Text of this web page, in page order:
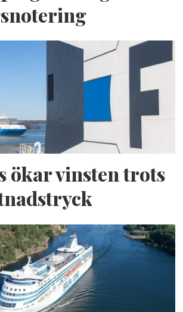
ökar vinsten trots